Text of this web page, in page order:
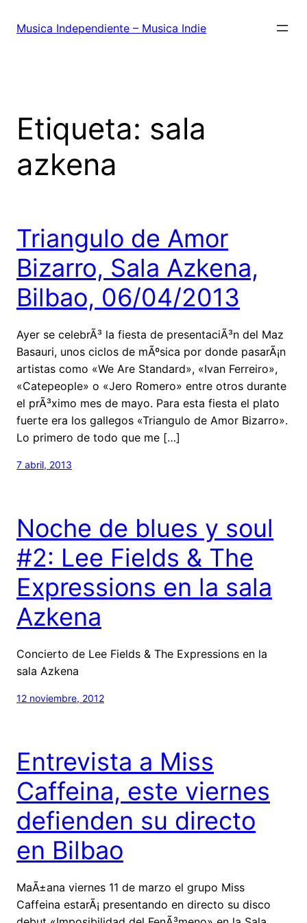
Musica Independiente – Musica Indie
Etiqueta: sala
azkena
Triangulo de Amor
Bizarro, Sala Azkena,
Bilbao, 06/04/2013
Ayer se celebrÃ³ la fiesta de presentaciÃ³n del Maz
Basauri, unos ciclos de mÃºsica por donde pasarÃ¡n
artistas como «We Are Standard», «Ivan Ferreiro»,
«Catepeople» o «Jero Romero» entre otros durante
el prÃ³ximo mes de mayo. Para esta fiesta el plato
fuerte era los gallegos «Triangulo de Amor Bizarro».
Lo primero de todo que me […]
7 abril, 2013
Noche de blues y soul
#2: Lee Fields & The
Expressions en la sala
Azkena
Concierto de Lee Fields & The Expressions en la
sala Azkena
12 noviembre, 2012
Entrevista a Miss
Caffeina, este viernes
defienden su directo
en Bilbao
MaÃ±ana viernes 11 de marzo el grupo Miss
Caffeina estarÃ¡ presentando en directo su disco